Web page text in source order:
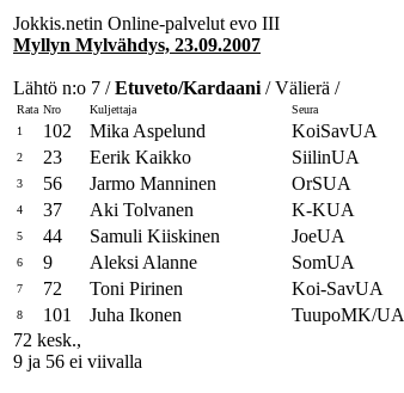
Jokkis.netin Online-palvelut evo III
Myllyn Mylvähdys, 23.09.2007
Lähtö n:o 7 /Etuveto/Kardaani / Välierä /
Rata Nro Kuljettaja Seura
1
102 Mika Aspelund KoiSavUA
2 23 Eerik Kaikko SiilinUA
3 56 Jarmo Manninen OrSUA
4 37 Aki Tolvanen K-KUA
5 44 Samuli Kiiskinen JoeUA
6 9 Aleksi Alanne SomUA
7 72 Toni Pirinen Koi-SavUA
8 101 Juha Ikonen TuupoMK/UA
72 kesk.,
9 ja 56 ei viivalla